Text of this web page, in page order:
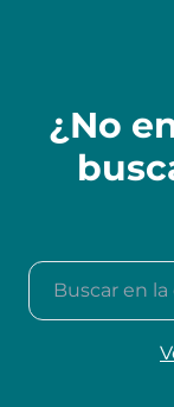
¿No
Buscar en la